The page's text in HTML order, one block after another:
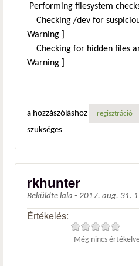
Performing filesystem
Checking /dev for
Warning ]
Checking for hidden
Warning ]
a hozzászóláshoz regisztráció
szükséges
rkhunter
Beküldte lala - 2017. aug. 31.
Értékelés:
Még nincs